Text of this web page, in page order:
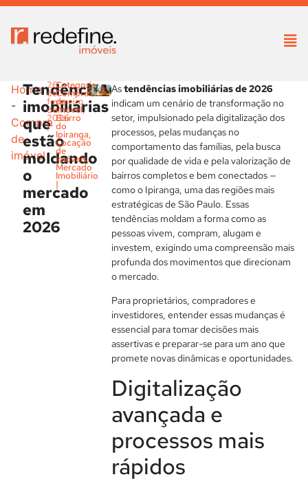
Home
-
Compra
de
imóvel
Tendências
imobiliárias
que
estão
moldando
o
mercado
em
2026
26
de
fevereiro
de
2026
|
Categoria:
Compra
de
imóvel,
Bairro
do
Ipiranga,
Locação
de
Imóveis,
Mercado
Imobiliário
|
Astendências imobiliárias de 2026
indicam um cenário de transformação no
setor, impulsionado pela digitalização dos
processos, pelas mudanças no
comportamento das famílias, pela busca
por qualidade de vida e pela valorização de
bairros completos e bem conectados —
como o Ipiranga, uma das regiões mais
estratégicas de São Paulo. Essas
tendências moldam a forma como as
pessoas vivem, compram, alugam e
investem, exigindo uma compreensão mais
profunda dos movimentos que direcionam
o mercado.
Para proprietários, compradores e
investidores, entender essas mudanças é
essencial para tomar decisões mais
assertivas e preparar-se para um ano que
promete novas dinâmicas e oportunidades.
Digitalização
avançada e
processos mais
rápidos